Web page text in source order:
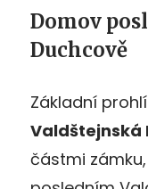
Domov
Duchcově
Základní
Valdštejnská
částmi